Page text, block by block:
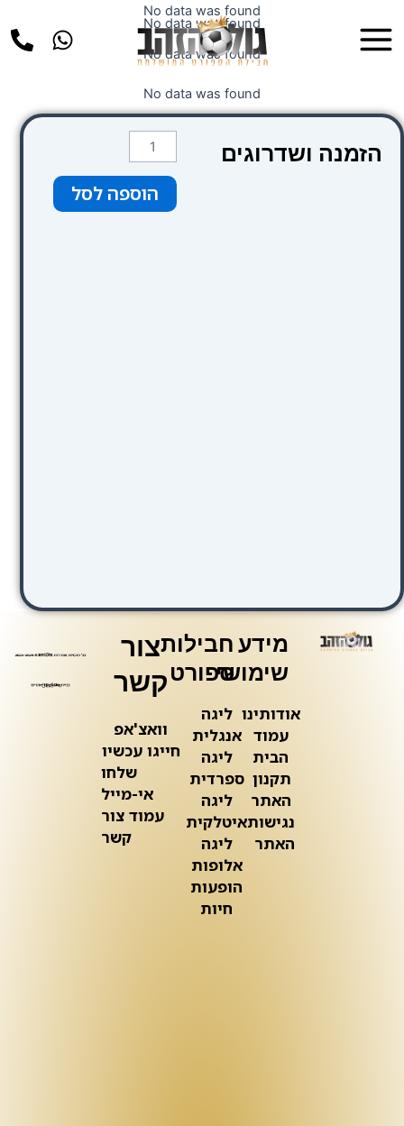
לתוכן
Menu
No data was found
No data was found
No data was found
No data was found
הזמנה ושדרוגים
כמות
של
קטגוריה
1
הוספה לסל
מידע
שימושי
אודותינו
עמוד
הבית
תקנון
האתר
נגישות
האתר
חבילות
ספורט
ליגה
אנגלית
ליגה
ספרדית
ליגה
איטלקית
ליגה
אלופות
הופעות
חיות
צור
קשר
וואצ'אפ
חייגו עכשיו
שלחו
אי-מייל
עמוד צור
קשר